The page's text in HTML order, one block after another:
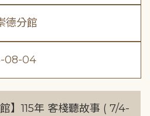
德分館
08-04
】115年 客棧聽故事 ( 7/4-